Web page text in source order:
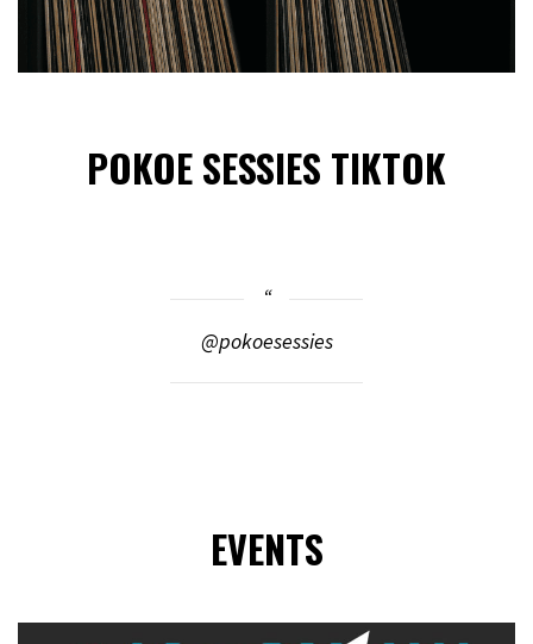
POKOE SESSIES TIKTOK
@pokoesessies
EVENTS